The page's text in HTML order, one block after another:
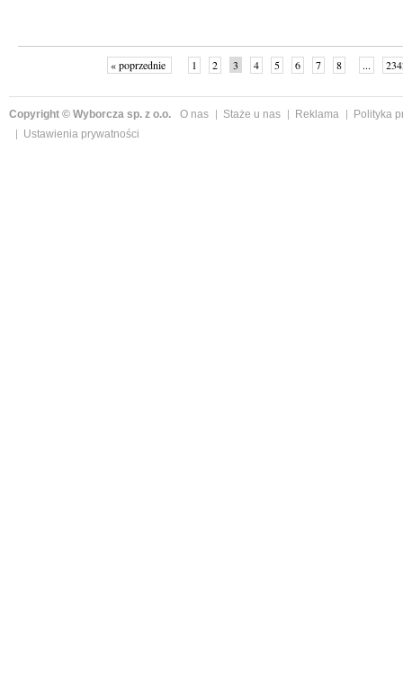
« poprzednie 1 2 3 4 5 6 7 8 ...
Copyright © Wyborcza sp. z o.o. O nas Staże u nas Reklama
Polityka
Ustawienia prywatności